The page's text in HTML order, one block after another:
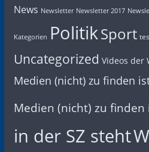
News Newsletter Newsletter 2017
Kategorien PolitikSport
Uncategorized Videos der
Medien (nicht) zu finden
Medien (nicht) zu finden
in der SZ steht